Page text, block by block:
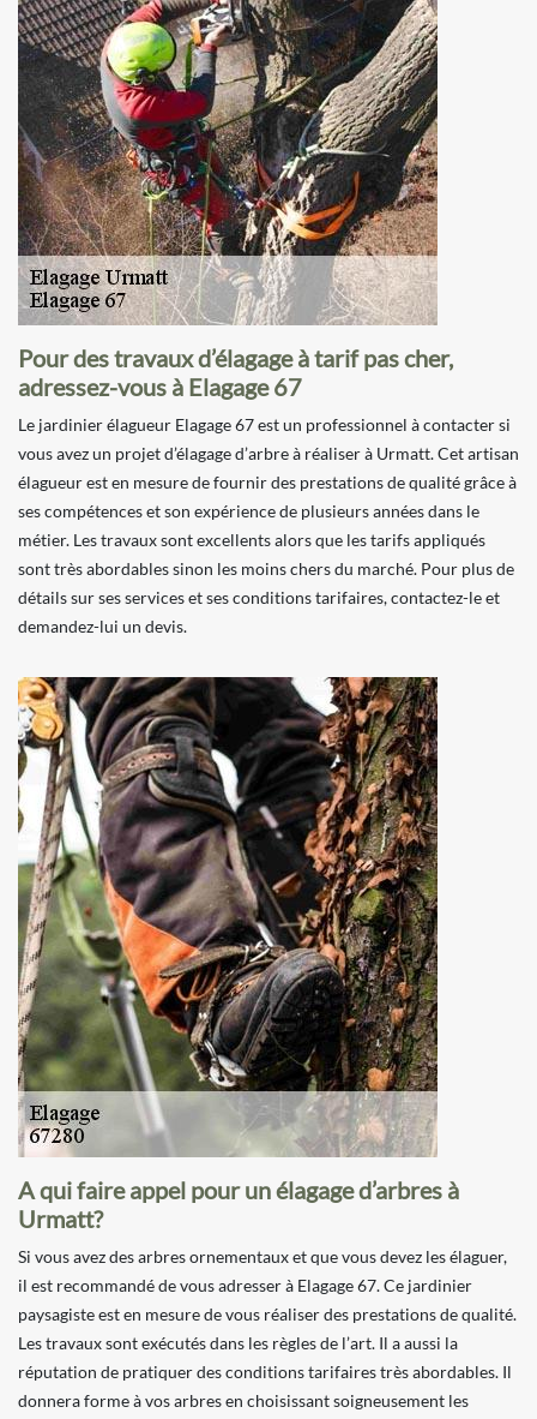
Pour des travaux d’élagage à tarif pas cher,
adressez-vous à Elagage 67
Le jardinier élagueur Elagage 67 est un professionnel à contacter si
vous avez un projet d’élagage d’arbre à réaliser à Urmatt. Cet artisan
élagueur est en mesure de fournir des prestations de qualité grâce à
ses compétences et son expérience de plusieurs années dans le
métier. Les travaux sont excellents alors que les tarifs appliqués
sont très abordables sinon les moins chers du marché. Pour plus de
détails sur ses services et ses conditions tarifaires, contactez-le et
demandez-lui un devis.
A qui faire appel pour un élagage d’arbres à
Urmatt?
Si vous avez des arbres ornementaux et que vous devez les élaguer,
il est recommandé de vous adresser à Elagage 67. Ce jardinier
paysagiste est en mesure de vous réaliser des prestations de qualité.
Les travaux sont exécutés dans les règles de l’art. Il a aussi la
réputation de pratiquer des conditions tarifaires très abordables. Il
donnera forme à vos arbres en choisissant soigneusement les